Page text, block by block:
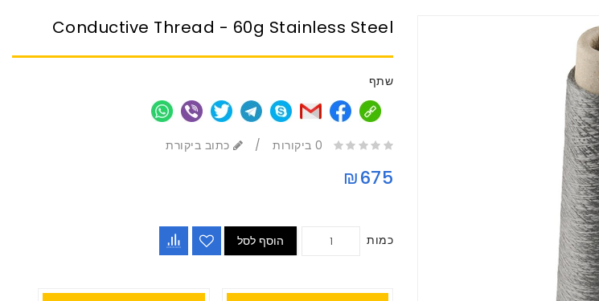
Conductive Thread - 60g Stainless Steel
שתף
0 ביקורות / כתוב ביקורת
₪675
כמות הוסף לסל